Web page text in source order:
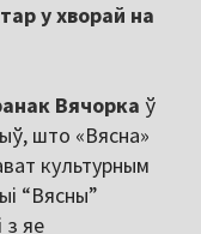
у хворай на
Вячорка ў
што «Вясна»
культурным
“Вясны”
з яе